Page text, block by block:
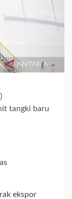
tangki baru
ekspor